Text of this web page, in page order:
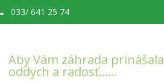
Aby Vám záhrada prinášala
oddych a radosť……
033/ 641 25 74